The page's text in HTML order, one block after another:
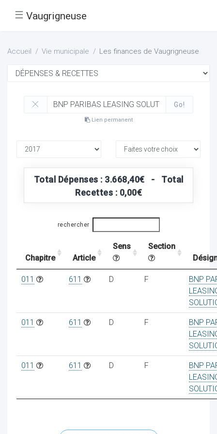
☰ Vaugrigneuse
Accueil Vie municipale Les finances de Vaugrigneuse
Go!
Lien permanent
Total Dépenses : 3.668,40€ - Total
Recettes : 0,00€
rechercher
Chapitre Article
Sens
Section
011 611 D F
BNP
011 611 D F
BNP
011 611 D F
BNP